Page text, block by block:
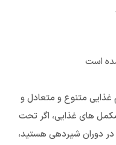
غذایی متنوع و متعادل و
های غذایی، اگر تحت
در دوران شیردهی هستید،